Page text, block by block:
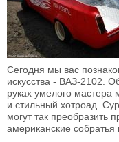
Сегодня мы вас
искусства - ВАЗ-2102.
руках умелого мастера
и стильный хотроад.
могут так преобразить
американские собратья